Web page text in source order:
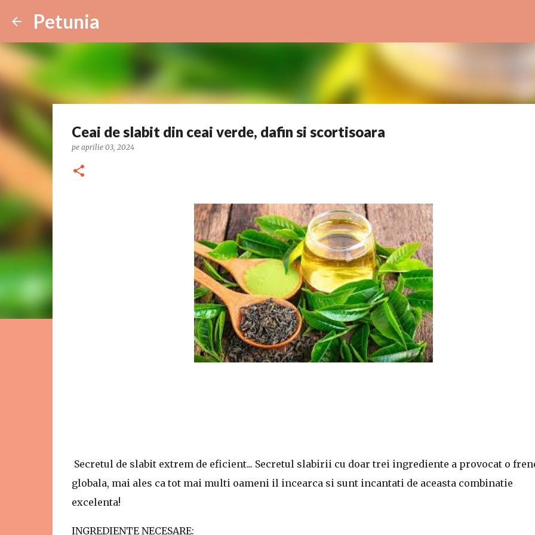
Petunia
Ceai de slabit din ceai verde, dafin si scortisoara
pe aprilie 03, 2024
Secretul de slabit extrem de eficient... Secretul slabirii cu doar trei ingrediente a provocat o
globala, mai ales ca tot mai multi oameni il incearca si sunt incantati de aceasta combinatie
excelenta!
INGREDIENTE NECESARE: